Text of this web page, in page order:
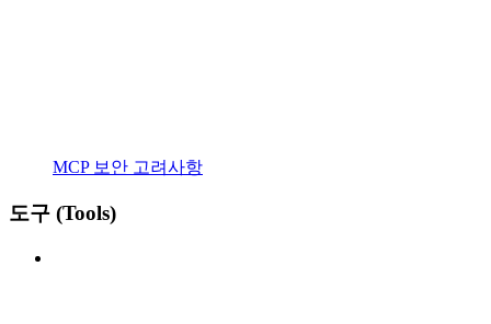
MCP 보안 고려사항
도구 (Tools)